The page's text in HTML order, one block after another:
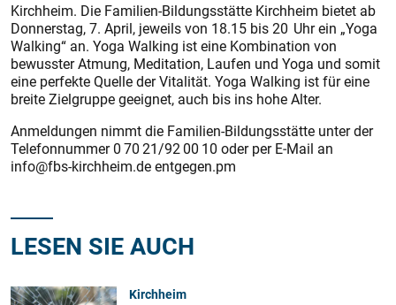
Kirchheim. Die Familien-Bildungsstätte Kirchheim bietet ab
Donnerstag, 7. April, jeweils von 18.15 bis 20 Uhr ein „Yoga
Walking“ an. Yoga Walking ist eine Kombination von
bewusster Atmung, Meditation, Laufen und Yoga und somit
eine perfekte Quelle der Vitalität. Yoga Walking ist für eine
breite Zielgruppe geeignet, auch bis ins hohe Alter.
Anmeldungen nimmt die Familien-Bildungsstätte unter der
Telefonnummer 0 70 21/92 00 10 oder per E‑Mail an
info@fbs-kirchheim.de entgegen.pm
LESEN SIE AUCH
Kirchheim